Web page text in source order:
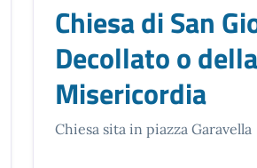
Chiesa di San
Decollato o della
Misericordia
Chiesa sita in piazza Garavella